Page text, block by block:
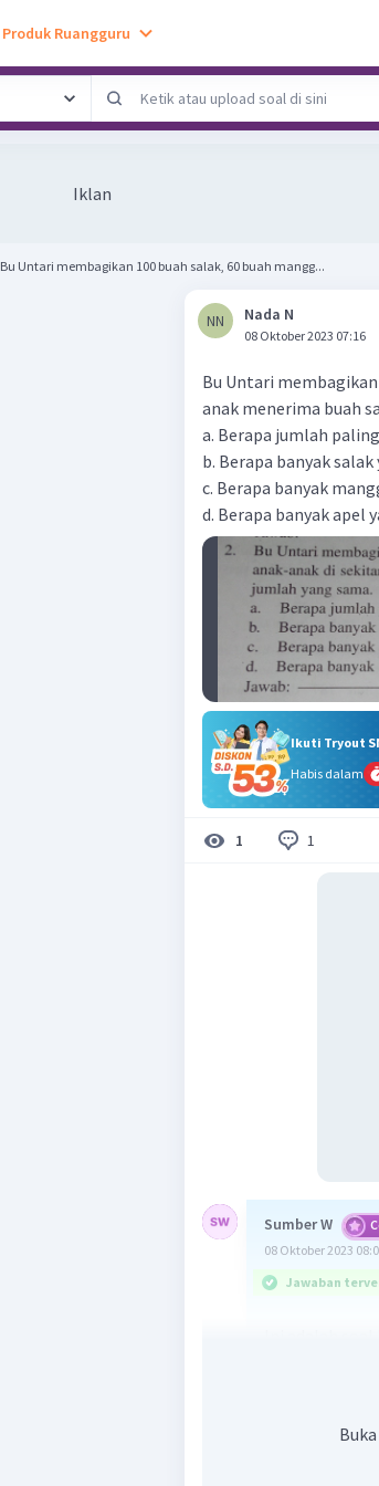
Produk Ruangguru
Iklan
Bu Untari membagikan 100 buah salak, 60 buah mangg...
NN Nada N
08 Oktober 2023 07:16
Bu Untari membagikan
anak menerima buah
a. Berapa jumlah
b. Berapa banyak
c. Berapa banyak
d. Berapa banyak apel
Ikuti Tryout
Habis dalam
1 1
Sumber W
08 Oktober 2023
Jawaban
2 50 2
/ \